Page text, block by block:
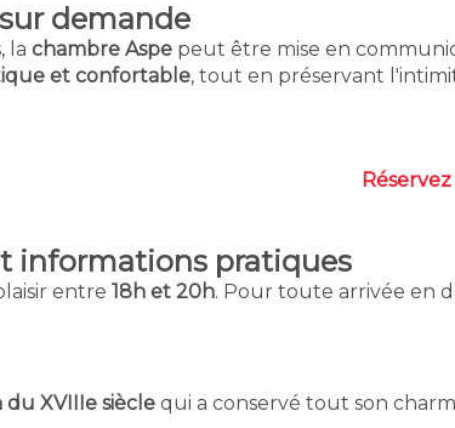
demande
la chambre Aspe peut être mise en
et confortable, tout en préservant
informations pratiques
entre 18h et 20h. Pour toute arrivée en
du XVIIIe siècle qui a conservé tout son